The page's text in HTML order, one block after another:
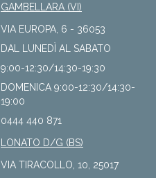
GAMBELLARA (VI)
VIA EUROPA, 6 - 36053
DAL LUNEDÌ AL SABATO
9:00-12:30/14:30-19:30
DOMENICA 9:00-12:30/14:30-
19:00
0444 440 871
LONATO D/G (BS)
VIA TIRACOLLO, 10, 25017